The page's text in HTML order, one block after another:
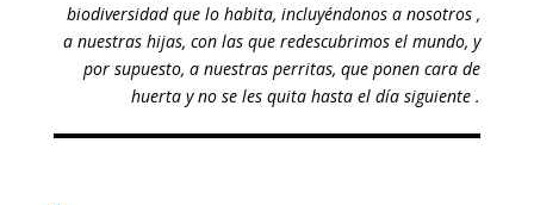
biodiversidad que lo habita, incluyéndonos a nosotros ,
a nuestras hijas, con las que redescubrimos el mundo, y
por supuesto, a nuestras perritas, que ponen cara de
huerta y no se les quita hasta el día siguiente .